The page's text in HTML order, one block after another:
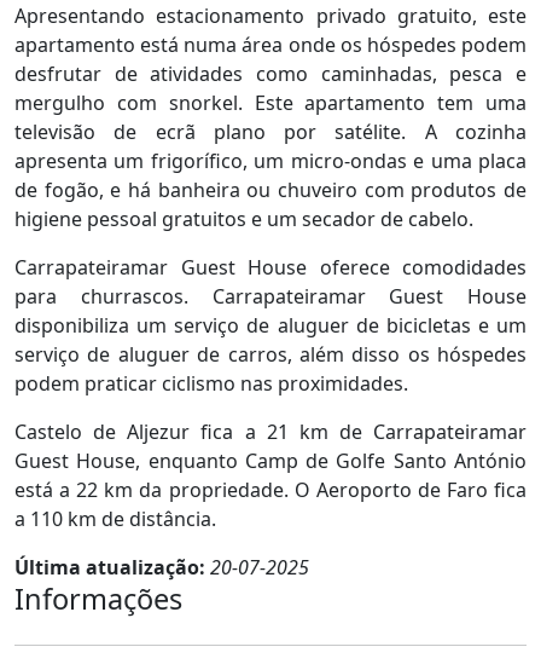
Apresentando estacionamento privado gratuito, este
apartamento está numa área onde os hóspedes podem
desfrutar de atividades como caminhadas, pesca e
mergulho com snorkel. Este apartamento tem uma
televisão de ecrã plano por satélite. A cozinha
apresenta um frigorífico, um micro-ondas e uma placa
de fogão, e há banheira ou chuveiro com produtos de
higiene pessoal gratuitos e um secador de cabelo.
Carrapateiramar Guest House oferece comodidades
para churrascos. Carrapateiramar Guest House
disponibiliza um serviço de aluguer de bicicletas e um
serviço de aluguer de carros, além disso os hóspedes
podem praticar ciclismo nas proximidades.
Castelo de Aljezur fica a 21 km de Carrapateiramar
Guest House, enquanto Camp de Golfe Santo António
está a 22 km da propriedade. O Aeroporto de Faro fica
a 110 km de distância.
Última atualização: 20-07-2025
Informações